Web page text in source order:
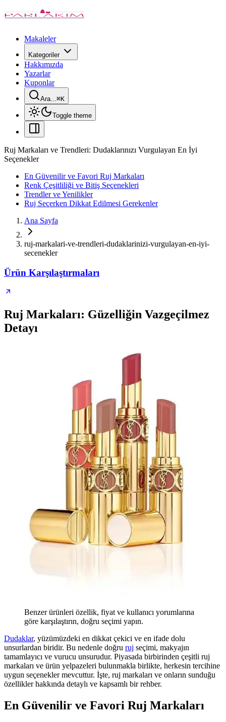
Makaleler
Kategoriler
Hakkımızda
Yazarlar
Kuponlar
Ara...⌘K
Toggle theme
Ruj Markaları ve Trendleri: Dudaklarınızı Vurgulayan En İyi
Seçenekler
En Güvenilir ve Favori Ruj Markaları
Renk Çeşitliliği ve Bitiş Seçenekleri
Trendler ve Yenilikler
Ruj Seçerken Dikkat Edilmesi Gerekenler
Ana Sayfa
ruj-markalari-ve-trendleri-dudaklarinizi-vurgulayan-en-iyi-
secenekler
Ürün Karşılaştırmaları
Ruj Markaları: Güzelliğin Vazgeçilmez
Detayı
Benzer ürünleri özellik, fiyat ve kullanıcı yorumlarına
göre karşılaştırın, doğru seçimi yapın.
Dudaklar, yüzümüzdeki en dikkat çekici ve en ifade dolu
unsurlardan biridir. Bu nedenle doğru ruj seçimi, makyajın
tamamlayıcı ve vurucu unsurudur. Piyasada birbirinden çeşitli ruj
markaları ve ürün yelpazeleri bulunmakla birlikte, herkesin tercihine
uygun seçenekler mevcuttur. İşte, ruj markaları ve onların sunduğu
özellikler hakkında detaylı ve kapsamlı bir rehber.
En Güvenilir ve Favori Ruj Markaları